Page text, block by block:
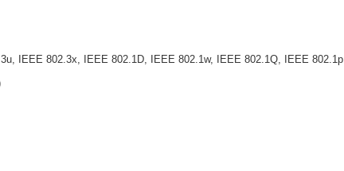
IEEE 802.3x, IEEE 802.1D, IEEE 802.1w, IEEE 802.1Q, IEEE 802.1p